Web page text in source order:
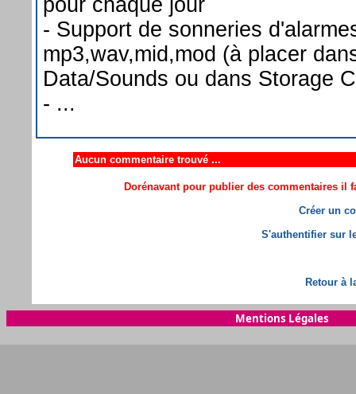
- Support de sonneries
mp3,wav,mid,mod (à placer
Data/Sounds ou dans Storage
- ...
Aucun commentaire trouvé ...
Dorénavant pour publier des commentaires il
Créer un
S'authentifier sur
Retour à
Mentions Légales